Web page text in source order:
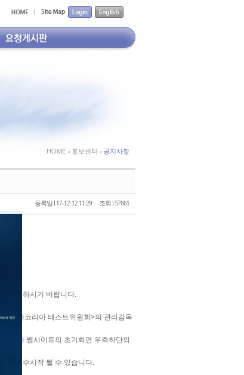
HOME 홍보센터 공지사항
등록일 l 17-12-12 11:29 조회 l 57661
확인하시기 바랍니다.
<멘사코리아 테스트위원회>의 관리감독
리아 웹사이트의 초기화면 우측하단의
저 접수시작 될 수 있습니다.